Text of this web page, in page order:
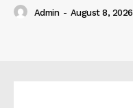
Admin - August 8, 2026